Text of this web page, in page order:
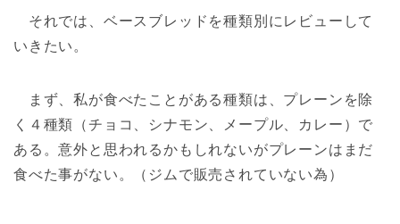
それでは、ベースブレッドを種類別にレビューして
いきたい。
まず、私が食べたことがある種類は、プレーンを除
く４種類（チョコ、シナモン、メープル、カレー）で
ある。意外と思われるかもしれないがプレーンはまだ
食べた事がない。（ジムで販売されていない為）